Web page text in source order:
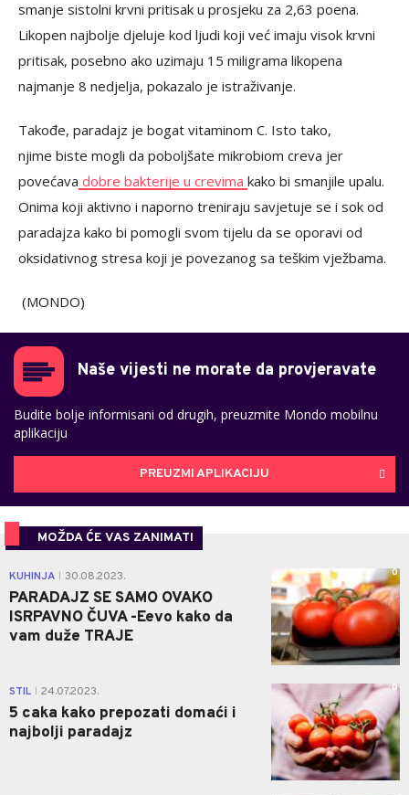
smanje sistolni krvni pritisak u prosjeku za 2,63 poena.
Likopen najbolje djeluje kod ljudi koji već imaju visok krvni
pritisak, posebno ako uzimaju 15 miligrama likopena
najmanje 8 nedjelja, pokazalo je istraživanje.
Takođe, paradajz je bogat vitaminom C. Isto tako,
njime biste mogli da poboljšate mikrobiom creva jer
povećava dobre bakterije u crevima kako bi smanjile upalu.
Onima koji aktivno i naporno treniraju savjetuje se i sok od
paradajza kako bi pomogli svom tijelu da se oporavi od
oksidativnog stresa koji je povezanog sa teškim vježbama.
(MONDO)
Naše vijesti ne morate da provjeravate
Budite bolje informisani od drugih, preuzmite Mondo mobilnu
aplikaciju
PREUZMI APLIKACIJU
MOŽDA ĆE VAS ZANIMATI
KUHINJA 30.08.2023.
PARADAJZ SE SAMO OVAKO
ISRPAVNO ČUVA -Eevo kako da
vam duže TRAJE
0
STIL 24.07.2023.
5 caka kako prepozati domaći i
najbolji paradajz
0